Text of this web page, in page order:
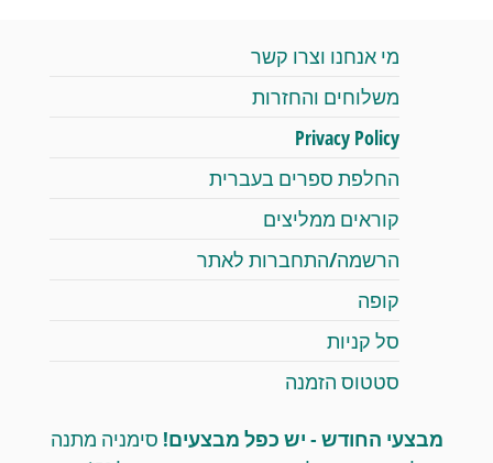
מי אנחנו וצרו קשר
משלוחים והחזרות
Privacy Policy
החלפת ספרים בעברית
קוראים ממליצים
הרשמה/התחברות לאתר
קופה
סל קניות
סטטוס הזמנה
מבצעי החודש - יש כפל מבצעים! סימניה מתנה